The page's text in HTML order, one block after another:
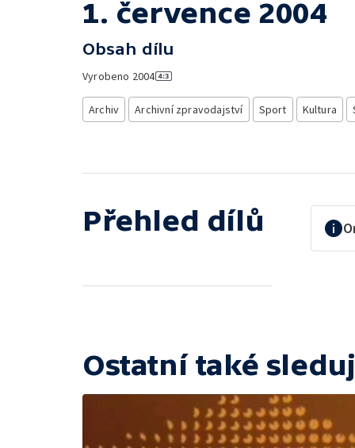
1. července 2004
Obsah dílu
Vyrobeno 2004
Archiv Archivní zpravodajství Sport Kultura
Přehled dílů
Ostatní také